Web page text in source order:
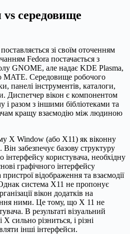
vs середовище
зі своїм оточенням
Fedora постачається з
GNOME, але надає KDE Plasma,
MATE. Середовище робочого
панелі інструментів, каталоги,
Диспетчер вікон є компонентом
і разом з іншими бібліотеками та
кращу взаємодію між людиною
X Window (або X11) як віконну
забезпечує базову структуру
інтерфейсу користувача, необхідну
графічного інтерфейсу
відображення та взаємодії
система X11 не пропонує
вікон додатків на
ними. Це тому, що X 11 не
В результаті візуальний
сильно різниться, і різні
інші інтерфейси.